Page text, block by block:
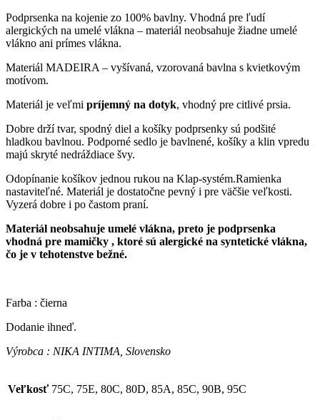
Podprsenka na kojenie zo 100% bavlny. Vhodná pre ľudí
alergických na umelé vlákna – materiál neobsahuje žiadne umelé
vlákno ani prímes vlákna.
Materiál MADEIRA – vyšívaná, vzorovaná bavlna s kvietkovým
motívom.
Materiál je veľmi príjemný na dotyk, vhodný pre citlivé prsia.
Dobre drží tvar, spodný diel a košíky podprsenky sú podšité
hladkou bavlnou. Podporné sedlo je bavlnené, košíky a klin vpredu
majú skryté nedráždiace švy.
Odopínanie košíkov jednou rukou na Klap-systém.Ramienka
nastaviteľné. Materiál je dostatočne pevný i pre väčšie veľkosti.
Vyzerá dobre i po častom praní.
Materiál neobsahuje umelé vlákna, preto je podprsenka
vhodná pre mamičky , ktoré sú alergické na syntetické vlákna,
čo je v tehotenstve bežné.
Farba : čierna
Dodanie ihneď.
Výrobca : NIKA INTIMA, Slovensko
Veľkosť 75C, 75E, 80C, 80D, 85A, 85C, 90B, 95C